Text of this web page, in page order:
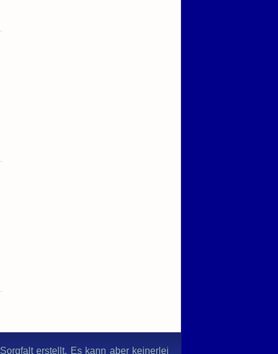
erstellt. Es kann aber keinerlei